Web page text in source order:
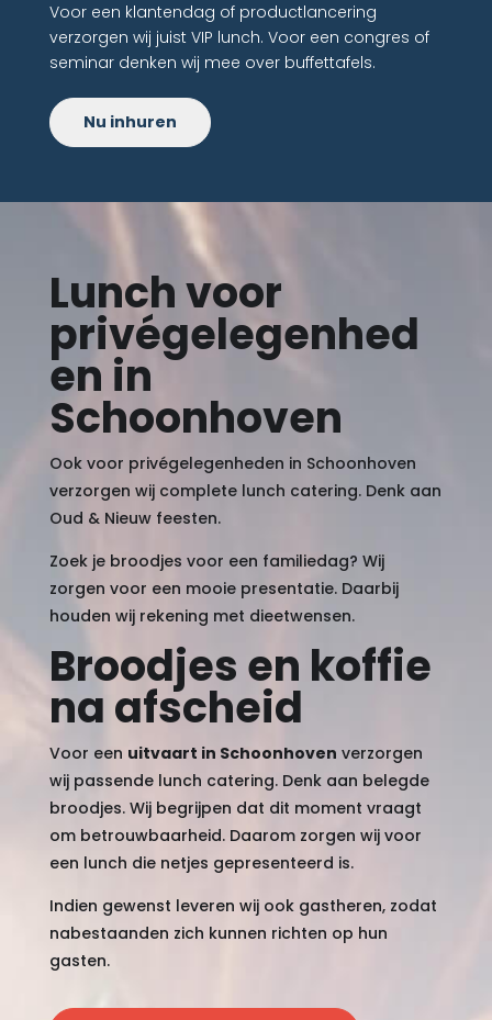
Voor een klantendag of productlancering
verzorgen wij juist VIP lunch. Voor een congres of
seminar denken wij mee over buffettafels.
Nu inhuren
Lunch voor
privégelegenhed
en in
Schoonhoven
Ook voor privégelegenheden in Schoonhoven
verzorgen wij complete lunch catering. Denk aan
Oud & Nieuw feesten.
Zoek je broodjes voor een familiedag? Wij
zorgen voor een mooie presentatie. Daarbij
houden wij rekening met dieetwensen.
Broodjes en koffie
na afscheid
Voor een uitvaart in Schoonhoven verzorgen
wij passende lunch catering. Denk aan belegde
broodjes. Wij begrijpen dat dit moment vraagt
om betrouwbaarheid. Daarom zorgen wij voor
een lunch die netjes gepresenteerd is.
Indien gewenst leveren wij ook gastheren, zodat
nabestaanden zich kunnen richten op hun
gasten.